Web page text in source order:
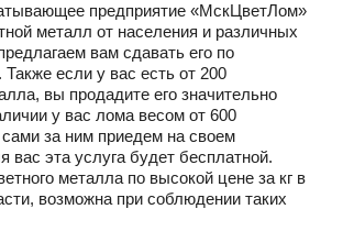
предприятие «МскЦветЛом»
металл от населения и различных
вам сдавать его по
Также если у вас есть от 200
вы продадите его значительно
у вас лома весом от 600
за ним приедем на своем
вас эта услуга будет бесплатной.
металла по высокой цене за кг в
возможна при соблюдении таких